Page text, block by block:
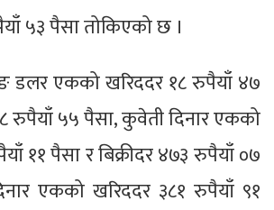
५३ पैसा तोकिएको छ ।
डलर एकको खरिददर १८ रुपैयाँ ४७
रुपैयाँ ५५ पैसा, कुवेती दिनार एकको
११ पैसा र बिक्रीदर ४७३ रुपैयाँ ०७
एकको खरिददर ३८१ रुपैयाँ ९१